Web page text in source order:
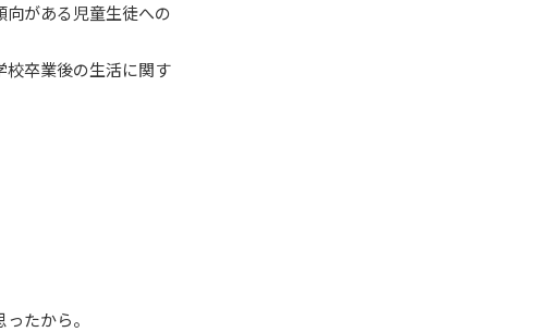
向がある児童生徒への
校卒業後の生活に関す
たから。